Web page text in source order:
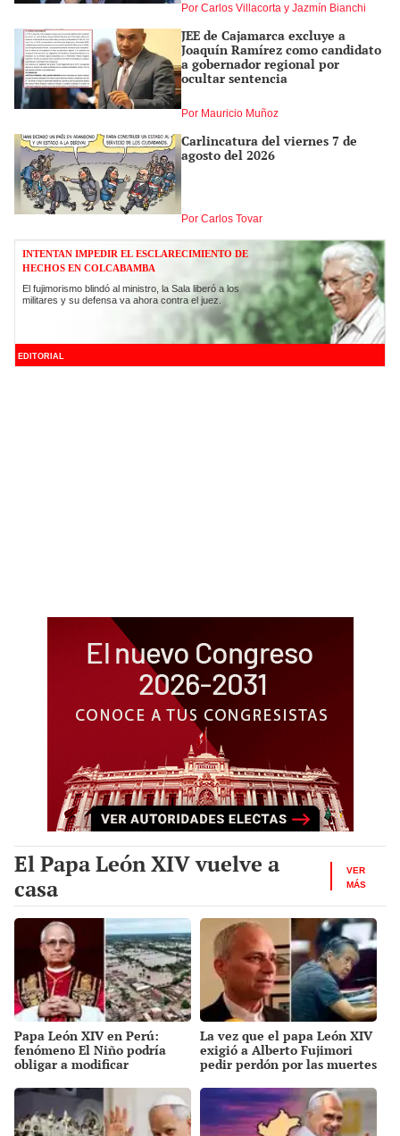
Por Carlos Villacorta y Jazmín Bianchi
JEE de Cajamarca excluye a
Joaquín Ramírez como candidato
a gobernador regional por
ocultar sentencia
Por Mauricio Muñoz
Carlincatura del viernes 7 de
agosto del 2026
Por Carlos Tovar
INTENTAN IMPEDIR EL ESCLARECIMIENTO DE
HECHOS EN COLCABAMBA
El fujimorismo blindó al ministro, la Sala liberó a los
militares y su defensa va ahora contra el juez.
EDITORIAL
El Papa León XIV vuelve a
casa
VER
MÁS
Papa León XIV en Perú:
fenómeno El Niño podría
obligar a modificar
emergencia
La vez que el papa León XIV
exigió a Alberto Fujimori
pedir perdón por las muertes